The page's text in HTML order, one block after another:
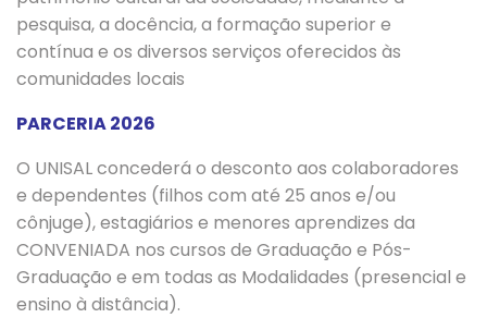
pesquisa, a docência, a formação superior e
contínua e os diversos serviços oferecidos às
comunidades locais
PARCERIA 2026
O UNISAL concederá o desconto aos colaboradores
e dependentes (filhos com até 25 anos e/ou
cônjuge), estagiários e menores aprendizes da
CONVENIADA nos cursos de Graduação e Pós-
Graduação e em todas as Modalidades (presencial e
ensino à distância).